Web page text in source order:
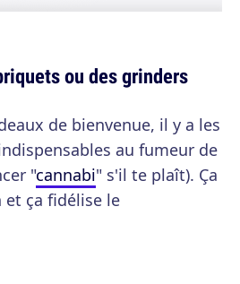
ou des grinders
de bienvenue, il y a les
au fumeur de
"cannabi" s'il te plaît). Ça
et ça fidélise le